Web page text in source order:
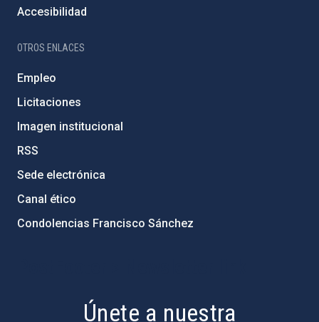
Accesibilidad
OTROS ENLACES
Empleo
Licitaciones
Imagen institucional
RSS
Sede electrónica
Canal ético
Condolencias Francisco Sánchez
Únete a nuestra